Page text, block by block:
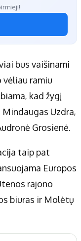
bus vaišinami
vėliau ramiu
kad žygį
Uzdra,
Grosienė.
taip pat
Europos
rajono
biuras ir Molėtų